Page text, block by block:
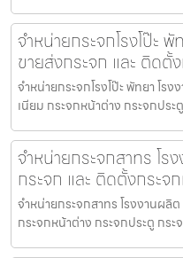
จำหน่ายกระจกโรงโป๊ะ
ขายส่งกระจก และ ติด
จำหน่ายกระจกโรงโป๊ะ พัทยา โร
เนียม กระจกหน้าต่าง กระจกปร
จำหน่ายกระจกสาทร โร
กระจก และ ติดตั้งกระ
จำหน่ายกระจกสาทร โรงงานผลิ
กระจกหน้าต่าง กระจกประตู กร